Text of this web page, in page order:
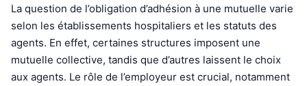
La question de l’obligation d’adhésion à une mutuelle varie
selon les établissements hospitaliers et les statuts des
agents. En effet, certaines structures imposent une
mutuelle collective, tandis que d’autres laissent le choix
aux agents. Le rôle de l’employeur est crucial, notamment